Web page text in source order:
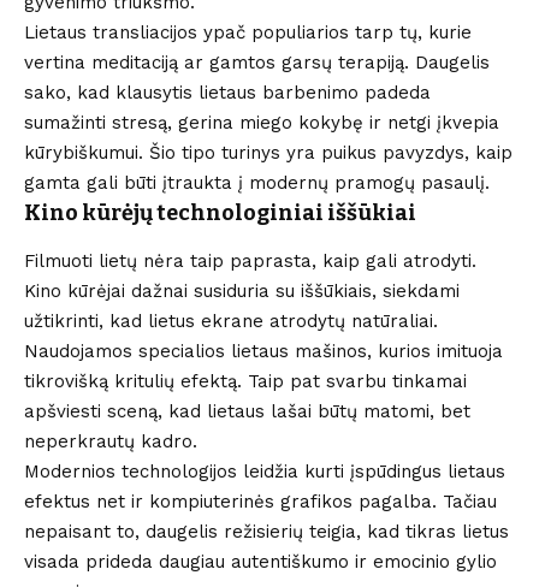
Lietaus transliacijos ypač populiarios tarp tų, kurie
vertina meditaciją ar gamtos garsų terapiją. Daugelis
sako, kad klausytis lietaus barbenimo padeda
sumažinti stresą, gerina miego kokybę ir netgi įkvepia
kūrybiškumui. Šio tipo turinys yra puikus pavyzdys, kaip
gamta gali būti įtraukta į modernų pramogų pasaulį.
Kino kūrėjų technologiniai iššūkiai
Filmuoti lietų nėra taip paprasta, kaip gali atrodyti.
Kino kūrėjai dažnai susiduria su iššūkiais, siekdami
užtikrinti, kad lietus ekrane atrodytų natūraliai.
Naudojamos specialios lietaus mašinos, kurios imituoja
tikrovišką kritulių efektą. Taip pat svarbu tinkamai
apšviesti sceną, kad lietaus lašai būtų matomi, bet
neperkrautų kadro.
Modernios technologijos leidžia kurti įspūdingus lietaus
efektus net ir kompiuterinės grafikos pagalba. Tačiau
nepaisant to, daugelis režisierių teigia, kad tikras lietus
visada prideda daugiau autentiškumo ir emocinio gylio